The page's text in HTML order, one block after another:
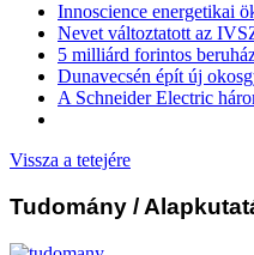
Innoscience energetikai
Nevet változtatott az
5 milliárd forintos
Dunavecsén épít új
A Schneider Electric
Vissza a tetejére
Tudomány /